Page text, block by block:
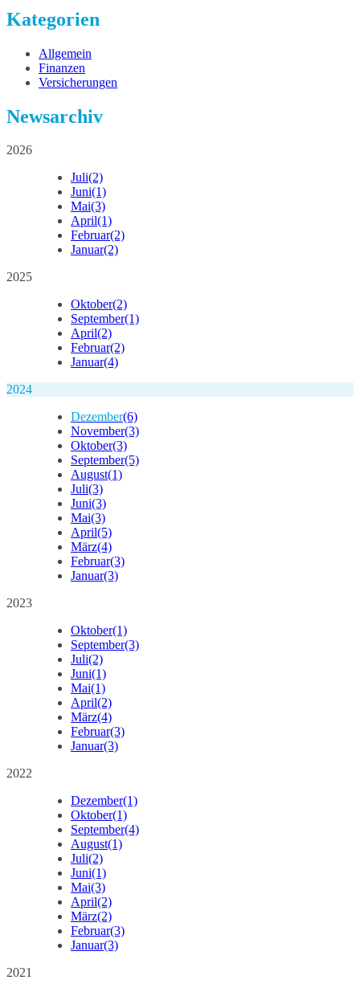
Kategorien
Allgemein
Finanzen
Versicherungen
Newsarchiv
2026
Juli(2)
Juni(1)
Mai(3)
April(1)
Februar(2)
Januar(2)
2025
Oktober(2)
September(1)
April(2)
Februar(2)
Januar(4)
2024
Dezember(6)
November(3)
Oktober(3)
September(5)
August(1)
Juli(3)
Juni(3)
Mai(3)
April(5)
März(4)
Februar(3)
Januar(3)
2023
Oktober(1)
September(3)
Juli(2)
Juni(1)
Mai(1)
April(2)
März(4)
Februar(3)
Januar(3)
2022
Dezember(1)
Oktober(1)
September(4)
August(1)
Juli(2)
Juni(1)
Mai(3)
April(2)
März(2)
Februar(3)
Januar(3)
2021